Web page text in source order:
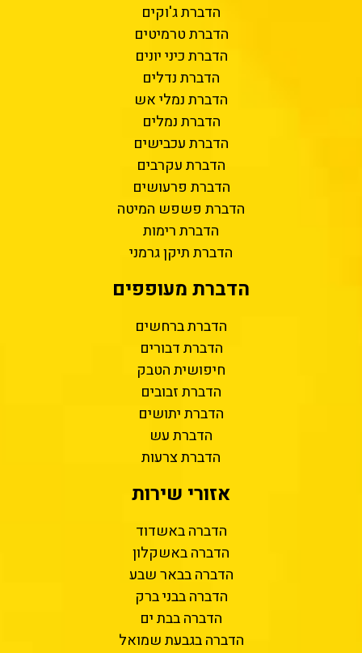
הדברת ג'וקים
הדברת טרמיטים
הדברת כיני יונים
הדברת נדלים
הדברת נמלי אש
הדברת נמלים
הדברת עכבישים
הדברת עקרבים
הדברת פרעושים
הדברת פשפש המיטה
הדברת רימות
הדברת תיקן גרמני
הדברת מעופפים
הדברת ברחשים
הדברת דבורים
חיפושית הטבק
הדברת זבובים
הדברת יתושים
הדברת עש
הדברת צרעות
אזורי שירות
הדברה באשדוד
הדברה באשקלון
הדברה בבאר שבע
הדברה בבני ברק
הדברה בבת ים
הדברה בגבעת שמואל